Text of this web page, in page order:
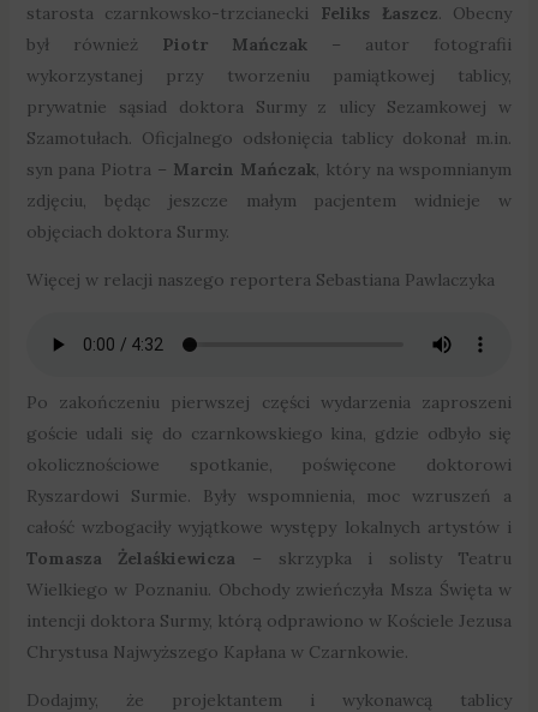
starosta czarnkowsko-trzcianecki Feliks Łaszcz. Obecny
był również Piotr Mańczak – autor fotografii
wykorzystanej przy tworzeniu pamiątkowej tablicy,
prywatnie sąsiad doktora Surmy z ulicy Sezamkowej w
Szamotułach. Oficjalnego odsłonięcia tablicy dokonał m.in.
syn pana Piotra – Marcin Mańczak , który na wspomnianym
zdjęciu, będąc jeszcze małym pacjentem widnieje w
objęciach doktora Surmy.
Więcej w relacji naszego reportera Sebastiana Pawlaczyka
Po zakończeniu pierwszej części wydarzenia zaproszeni
goście udali się do czarnkowskiego kina, gdzie odbyło się
okolicznościowe spotkanie, poświęcone doktorowi
Ryszardowi Surmie. Były wspomnienia, moc wzruszeń a
całość wzbogaciły wyjątkowe występy lokalnych artystów i
Tomasza Żelaśkiewicza – skrzypka i solisty Teatru
Wielkiego w Poznaniu. Obchody zwieńczyła Msza Święta w
intencji doktora Surmy, którą odprawiono w Kościele Jezusa
Chrystusa Najwyższego Kapłana w Czarnkowie.
Dodajmy, że projektantem i wykonawcą tablicy